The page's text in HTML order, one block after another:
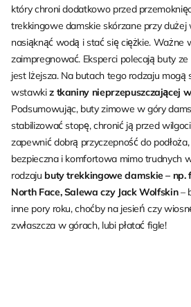
który chroni dodatkowo przed
trekkingowe damskie skórzane przy dużej
nasiąknąć wodą i stać się ciężkie. Ważne
zaimpregnować. Eksperci polecają buty
jest lżejsza. Na butach tego rodzaju
wstawkiz tkaniny nieprzepuszczającej
Podsumowując, buty zimowe w góry
stabilizować stopę, chronić ją przed
zapewnić dobrą przyczepność do
bezpieczna i komfortowa mimo trudnych
rodzaju buty trekkingowe damskie – np.
North Face, Salewa czy Jack Wolfskin–
inne pory roku, choćby na jesień czy
zwłaszcza w górach, lubi płatać figle!